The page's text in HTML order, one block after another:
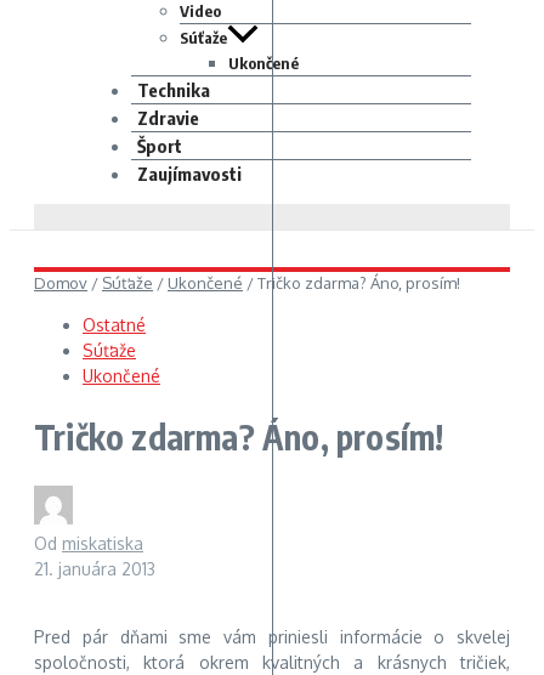
Video
Súťaže
Ukončené
Technika
Zdravie
Šport
Zaujímavosti
Domov / Súťaže / Ukončené /Tričko zdarma? Áno, prosím!
Ostatné
Súťaže
Ukončené
Tričko zdarma? Áno, prosím!
Od miskatiska
21. januára 2013
Pred pár dňami sme vám priniesli informácie o skvelej
spoločnosti, ktorá okrem kvalitných a krásnych tričiek,